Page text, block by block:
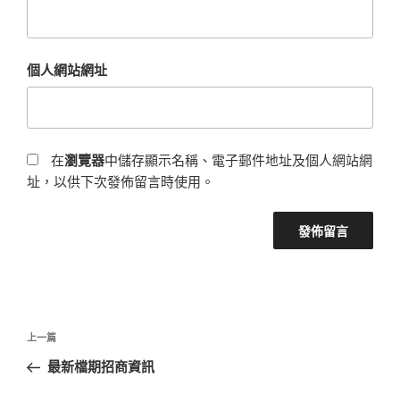
個人網站網址
在瀏覽器中儲存顯示名稱、電子郵件地址及個人網站網
址，以供下次發佈留言時使用。
文
導
上
一
上一篇
最新檔期招商資訊